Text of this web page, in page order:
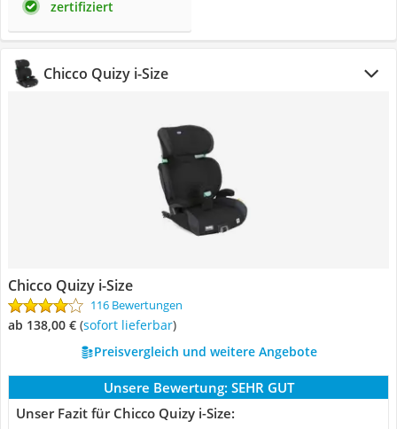
zertifiziert
Chicco Quizy i-Size
Chicco Quizy i-Size
116 Bewertungen
ab 138,00 € ( Sofort lieferbar)
Preisvergleich und weitere Angebote
Unsere Bewertung: SEHR GUT
Unser Fazit für Chicco Quizy i-Size: